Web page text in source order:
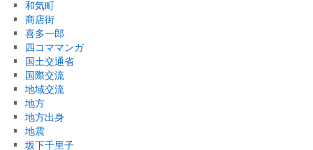
和気町
商店街
喜多一郎
四コママンガ
国土交通省
国際交流
地域交流
地方
地方出身
地震
坂下千里子